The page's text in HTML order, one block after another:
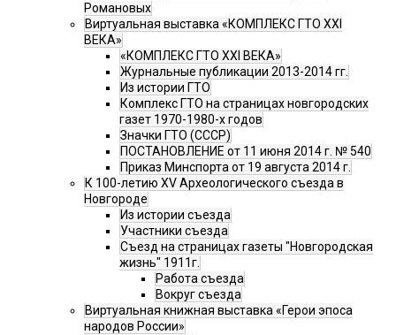
Романовых
Виртуальная выставка «КОМПЛЕКС ГТО XXI
ВЕКА»
«КОМПЛЕКС ГТО XXI ВЕКА»
Журнальные публикации 2013-2014 гг.
Из истории ГТО
Комплекс ГТО на страницах новгородских
газет 1970-1980-х годов
Значки ГТО (СССР)
ПОСТАНОВЛЕНИЕ от 11 июня 2014 г. № 540
Приказ Минспорта от 19 августа 2014 г.
К 100-летию XV Археологического съезда в
Новгороде
Из истории съезда
Участники съезда
Cъезд на страницах газеты "Новгородская
жизнь" 1911г.
Работа съезда
Вокруг съезда
Виртуальная книжная выставка «Герои эпоса
народов России»